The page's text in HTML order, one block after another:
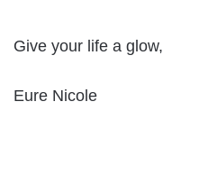
Give your life a glow,
Eure Nicole